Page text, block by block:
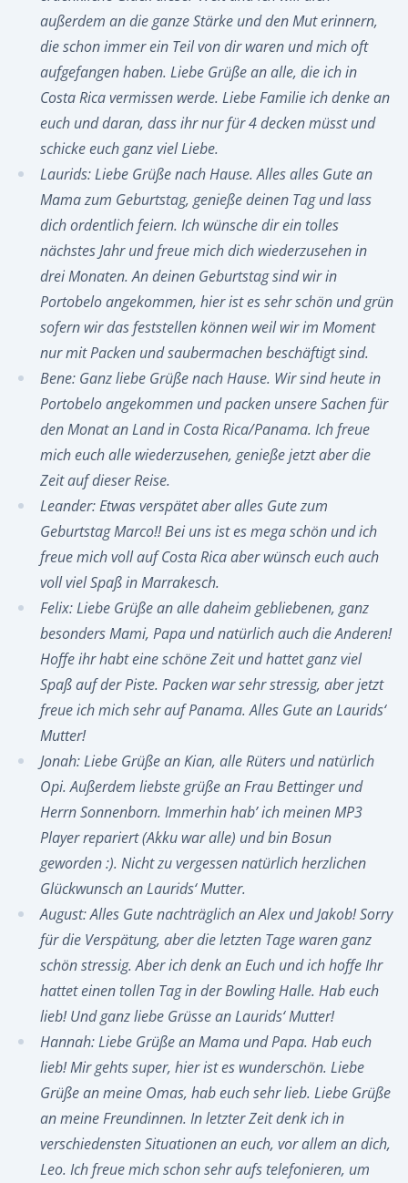
außerdem an die ganze Stärke und den Mut erinnern,
die schon immer ein Teil von dir waren und mich oft
aufgefangen haben. Liebe Grüße an alle, die ich in
Costa Rica vermissen werde. Liebe Familie ich denke an
euch und daran, dass ihr nur für 4 decken müsst und
schicke euch ganz viel Liebe.
Laurids: Liebe Grüße nach Hause. Alles alles Gute an
Mama zum Geburtstag, genieße deinen Tag und lass
dich ordentlich feiern. Ich wünsche dir ein tolles
nächstes Jahr und freue mich dich wiederzusehen in
drei Monaten. An deinen Geburtstag sind wir in
Portobelo angekommen, hier ist es sehr schön und grün
sofern wir das feststellen können weil wir im Moment
nur mit Packen und saubermachen beschäftigt sind.
Bene: Ganz liebe Grüße nach Hause. Wir sind heute in
Portobelo angekommen und packen unsere Sachen für
den Monat an Land in Costa Rica/Panama. Ich freue
mich euch alle wiederzusehen, genieße jetzt aber die
Zeit auf dieser Reise.
Leander: Etwas verspätet aber alles Gute zum
Geburtstag Marco!! Bei uns ist es mega schön und ich
freue mich voll auf Costa Rica aber wünsch euch auch
voll viel Spaß in Marrakesch.
Felix: Liebe Grüße an alle daheim gebliebenen, ganz
besonders Mami, Papa und natürlich auch die Anderen!
Hoffe ihr habt eine schöne Zeit und hattet ganz viel
Spaß auf der Piste. Packen war sehr stressig, aber jetzt
freue ich mich sehr auf Panama. Alles Gute an Laurids‘
Mutter!
Jonah: Liebe Grüße an Kian, alle Rüters und natürlich
Opi. Außerdem liebste grüße an Frau Bettinger und
Herrn Sonnenborn. Immerhin hab’ ich meinen MP3
Player repariert (Akku war alle) und bin Bosun
geworden :). Nicht zu vergessen natürlich herzlichen
Glückwunsch an Laurids‘ Mutter.
August: Alles Gute nachträglich an Alex und Jakob! Sorry
für die Verspätung, aber die letzten Tage waren ganz
schön stressig. Aber ich denk an Euch und ich hoffe Ihr
hattet einen tollen Tag in der Bowling Halle. Hab euch
lieb! Und ganz liebe Grüsse an Laurids‘ Mutter!
Hannah: Liebe Grüße an Mama und Papa. Hab euch
lieb! Mir gehts super, hier ist es wunderschön. Liebe
Grüße an meine Omas, hab euch sehr lieb. Liebe Grüße
an meine Freundinnen. In letzter Zeit denk ich in
verschiedensten Situationen an euch, vor allem an dich,
Leo. Ich freue mich schon sehr aufs telefonieren, um